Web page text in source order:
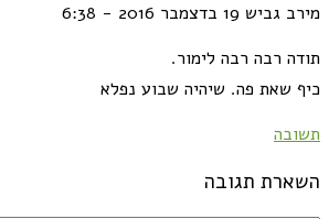
מירב גביש 19 בדצמבר 2016 - 6:38
תודה רבה רבה לימור.
כיף שאת פה. שיהיה שבוע נפלא
תשובה
השארת תגובה